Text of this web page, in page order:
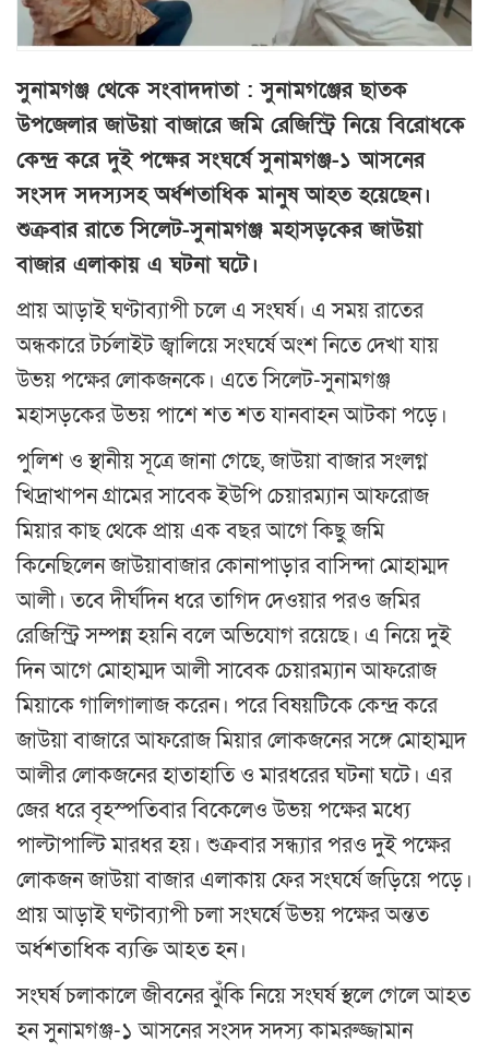
সুনামগঞ্জ থেকে সংবাদদাতা : সুনামগঞ্জের ছাতক
উপজেলার জাউয়া বাজারে জমি রেজিস্ট্রি নিয়ে বিরোধকে
কেন্দ্র করে দুই পক্ষের সংঘর্ষে সুনামগঞ্জ-১ আসনের
সংসদ সদস্যসহ অর্ধশতাধিক মানুষ আহত হয়েছেন।
শুক্রবার রাতে সিলেট-সুনামগঞ্জ মহাসড়কের জাউয়া
বাজার এলাকায় এ ঘটনা ঘটে।
প্রায় আড়াই ঘণ্টাব্যাপী চলে এ সংঘর্ষ। এ সময় রাতের
অন্ধকারে টর্চলাইট জ্বালিয়ে সংঘর্ষে অংশ নিতে দেখা যায়
উভয় পক্ষের লোকজনকে। এতে সিলেট-সুনামগঞ্জ
মহাসড়কের উভয় পাশে শত শত যানবাহন আটকা পড়ে।
পুলিশ ও স্থানীয় সূত্রে জানা গেছে, জাউয়া বাজার সংলগ্ন
খিদ্রাখাপন গ্রামের সাবেক ইউপি চেয়ারম্যান আফরোজ
মিয়ার কাছ থেকে প্রায় এক বছর আগে কিছু জমি
কিনেছিলেন জাউয়াবাজার কোনাপাড়ার বাসিন্দা মোহাম্মদ
আলী। তবে দীর্ঘদিন ধরে তাগিদ দেওয়ার পরও জমির
রেজিস্ট্রি সম্পন্ন হয়নি বলে অভিযোগ রয়েছে। এ নিয়ে দুই
দিন আগে মোহাম্মদ আলী সাবেক চেয়ারম্যান আফরোজ
মিয়াকে গালিগালাজ করেন। পরে বিষয়টিকে কেন্দ্র করে
জাউয়া বাজারে আফরোজ মিয়ার লোকজনের সঙ্গে মোহাম্মদ
আলীর লোকজনের হাতাহাতি ও মারধরের ঘটনা ঘটে। এর
জের ধরে বৃহস্পতিবার বিকেলেও উভয় পক্ষের মধ্যে
পাল্টাপাল্টি মারধর হয়। শুক্রবার সন্ধ্যার পরও দুই পক্ষের
লোকজন জাউয়া বাজার এলাকায় ফের সংঘর্ষে জড়িয়ে পড়ে।
প্রায় আড়াই ঘণ্টাব্যাপী চলা সংঘর্ষে উভয় পক্ষের অন্তত
অর্ধশতাধিক ব্যক্তি আহত হন।
সংঘর্ষ চলাকালে জীবনের ঝুঁকি নিয়ে সংঘর্ষ স্থলে গেলে আহত
হন সুনামগঞ্জ-১ আসনের সংসদ সদস্য কামরুজ্জামান